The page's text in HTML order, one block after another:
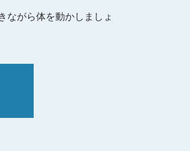
ながら体を動かしましょ